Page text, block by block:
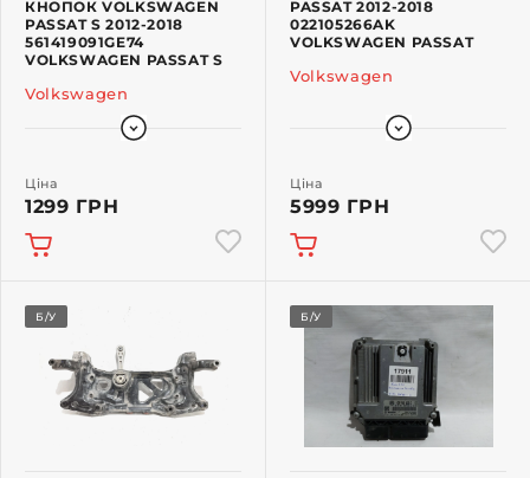
КНОПОК VOLKSWAGEN
PASSAT S 2012-2018
561419091GE74
VOLKSWAGEN PASSAT S
Volkswagen
Ціна
1299 ГРН
PASSAT 2012-2018
022105266AK
VOLKSWAGEN PASSAT
Volkswagen
Ціна
5999 ГРН
Б/У Б/У